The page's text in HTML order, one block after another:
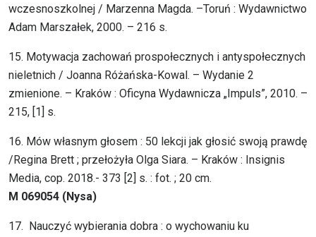
wczesnoszkolnej / Marzenna Magda. –Toruń : Wydawnictwo
Adam Marszałek, 2000. – 216 s.
15. Motywacja zachowań prospołecznych i antyspołecznych
nieletnich / Joanna Różańska-Kowal. – Wydanie 2
zmienione. – Kraków : Oficyna Wydawnicza „Impuls”, 2010. –
215, [1] s.
16. Mów własnym głosem : 50 lekcji jak głosić swoją prawdę
/Regina Brett ; przełożyła Olga Siara. – Kraków : Insignis
Media, cop. 2018.- 373 [2] s. : fot. ; 20 cm.
M 069054 (Nysa)
17. Nauczyć wybierania dobra : o wychowaniu ku